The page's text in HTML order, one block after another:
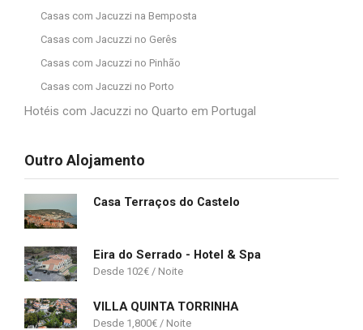
Casas com Jacuzzi na Bemposta
Casas com Jacuzzi no Gerês
Casas com Jacuzzi no Pinhão
Casas com Jacuzzi no Porto
Hotéis com Jacuzzi no Quarto em Portugal
Outro Alojamento
Casa Terraços do Castelo
Eira do Serrado - Hotel & Spa
102€
VILLA QUINTA TORRINHA
1,800€